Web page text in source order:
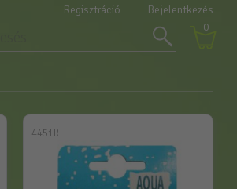
Regisztráció
Bejelentkezés
0
4451R